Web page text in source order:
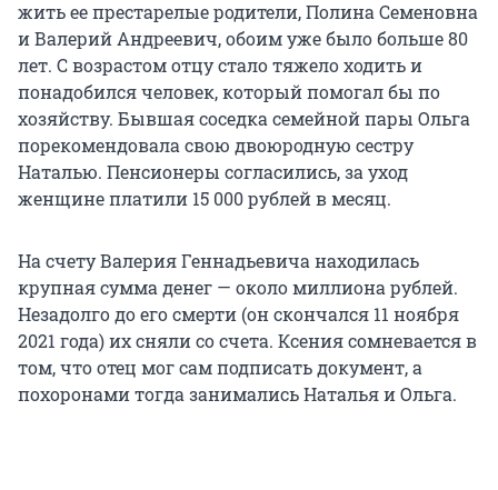
жить ее престарелые родители, Полина Семеновна
и Валерий Андреевич, обоим уже было больше 80
лет. С возрастом отцу стало тяжело ходить и
понадобился человек, который помогал бы по
хозяйству. Бывшая соседка семейной пары Ольга
порекомендовала свою двоюродную сестру
Наталью. Пенсионеры согласились, за уход
женщине платили 15 000 рублей в месяц.
На счету Валерия Геннадьевича находилась
крупная сумма денег — около миллиона рублей.
Незадолго до его смерти (он скончался 11 ноября
2021 года) их сняли со счета. Ксения сомневается в
том, что отец мог сам подписать документ, а
похоронами тогда занимались Наталья и Ольга.